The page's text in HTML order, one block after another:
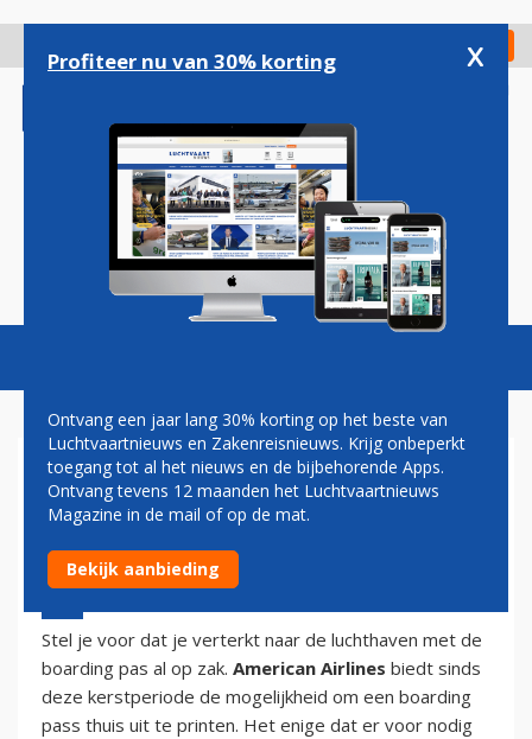
gaan
Check in
Magazine Podcasts Vacatures
INCHECKEN VIA HET
INTERNET
18 december 2002 - 1:00
Stel je voor dat je verterkt naar de luchthaven met de
boarding pas al op zak. American Airlines biedt sinds
deze kerstperiode de mogelijkheid om een boarding
pass thuis uit te printen. Het enige dat er voor nodig
Profiteer nu van 30% korting x
Ontvang een jaar lang 30% korting op het beste van
Luchtvaartnieuws en Zakenreisnieuws. Krijg onbeperkt
toegang tot al het nieuws en de bijbehorende Apps.
Ontvang tevens 12 maanden het Luchtvaartnieuws
Magazine in de mail of op de mat.
Bekijk aanbieding